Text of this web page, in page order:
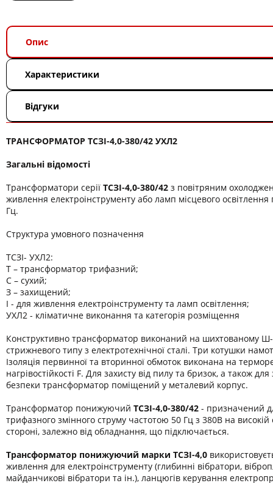
Опис
Характеристики
Відгуки
ТРАНСФОРМАТОР ТСЗІ-4,0-380/42 УХЛ2
Загальні відомості
Трансформатори серії ТСЗІ-4,0-380/42 з повітряним
живлення електроінструменту або ламп місцевого освітлення
Гц.
Структура умовного позначення
ТСЗІ- УХЛ2:
Т – трансформатор трифазний;
С – сухий;
З – захищений;
І - для живлення електроінструменту та ламп освітлення;
УХЛ2 - кліматичне виконання та категорія розміщення
Конструктивно трансформатор виконаний на шихтованому Ш-
стрижневого типу з електротехнічної сталі. Три котушки
Ізоляція первинної та вторинної обмоток виконана на
нагрівостійкості F. Для захисту від пилу та бризок, а також
безпеки трансформатор поміщений у металевий корпус.
Трансформатор понижуючий ТСЗІ-4,0-380/42 - призначений
трифазного змінного струму частотою 50 Гц з 380В на високій
стороні, залежно від обладнання, що підключається.
Трансформатор понижуючий марки ТСЗІ-4,0
живлення для електроінструменту (глибинні вібратори,
майданчикові вібратори та ін.), ланцюгів керування